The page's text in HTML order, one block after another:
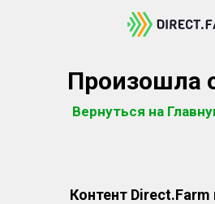
Произошла
Вернуться на
Контент Direct.Farm